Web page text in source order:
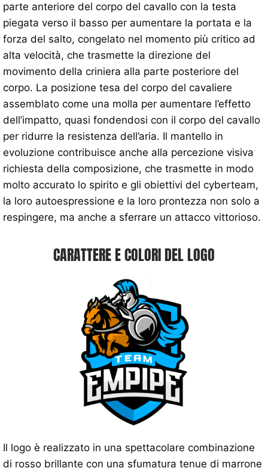
parte anteriore del corpo del cavallo con la testa
piegata verso il basso per aumentare la portata e la
forza del salto, congelato nel momento più critico ad
alta velocità, che trasmette la direzione del
movimento della criniera alla parte posteriore del
corpo. La posizione tesa del corpo del cavaliere
assemblato come una molla per aumentare l’effetto
dell’impatto, quasi fondendosi con il corpo del cavallo
per ridurre la resistenza dell’aria. Il mantello in
evoluzione contribuisce anche alla percezione visiva
richiesta della composizione, che trasmette in modo
molto accurato lo spirito e gli obiettivi del cyberteam,
la loro autoespressione e la loro prontezza non solo a
respingere, ma anche a sferrare un attacco vittorioso.
CARATTERE E COLORI DEL LOGO
Il logo è realizzato in una spettacolare combinazione
di rosso brillante con una sfumatura tenue di marrone